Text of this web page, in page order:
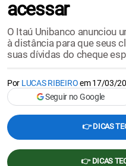
acessar
O Itaú Unibanco anunciou
à distância para que seus
suas dívidas do cheque
Por LUCAS RIBEIROem17/03/
Seguir no Google
👉 DICAS
👉 DICAS